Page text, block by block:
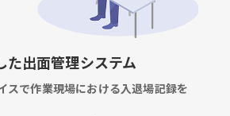
た出面管理システム
スで作業現場における入退場記録を